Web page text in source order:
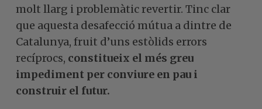
molt llarg i problemàtic revertir. Tinc clar
que aquesta desafecció mútua a dintre de
Catalunya, fruit d’uns estòlids errors
recíprocs, constitueix el més greu
impediment per conviure en pau i
construir el futur.